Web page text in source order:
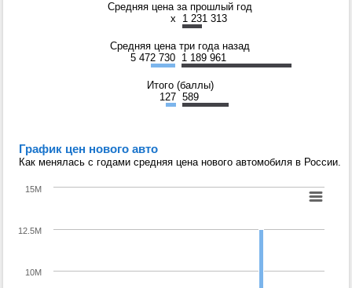
Средняя цена за прошлый год
x 1 231 313
Средняя цена три года назад
5 472 730 1 189 961
Итого (баллы)
127 589
График цен нового авто
Как менялась с годами средняя цена нового автомобиля в России.
10M
12.5M
15M